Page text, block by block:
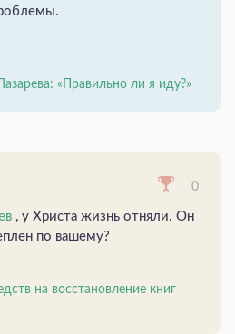
«Правильно ли я иду?»
0
, у Христа жизнь отняли. Он
по вашему?
на восстановление книг